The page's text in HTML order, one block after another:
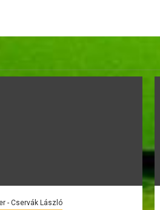
- Cservák László